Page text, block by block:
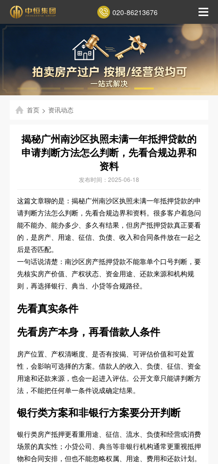
020-86213676
首页 > 资讯动态
揭秘广州南沙区执照未满一年抵押贷款的
申请判断方法怎么判断，先看合规边界和
资料
发布时间：2025-06-18
这篇文章聊的是：揭秘广州南沙区执照未满一年抵押贷款的申
请判断方法怎么判断，先看合规边界和资料。很多客户着急问
能不能办、能办多少、多久有结果，但房产抵押贷款真正要看
的，是房产、用途、征信、负债、收入和合同条件放在一起之
后是否匹配。
一句话说清楚：南沙区房产抵押贷款不能靠单个口号判断，要
先核实房产价值、产权状态、资金用途、还款来源和机构规
则，再选择银行、典当、小贷等合规路径。
先看真实条件
先看房产本身，再看借款人条件
房产位置、产权清晰度、是否有按揭、可评估价值和可处置
性，会影响可选择的方案。借款人的收入、负债、征信、资金
用途和还款来源，也会一起进入评估。公开文章只能讲判断方
法，不能把任何单一条件说成确定结果。
银行类方案和非银行方案要分开判断
银行类房产抵押更看重用途、征信、流水、负债和经营或消费
场景的真实性；小贷公司、典当等非银行机构通常更重视抵押
物和合同安排，但也不能忽略权属、用途、费用和还款计划。